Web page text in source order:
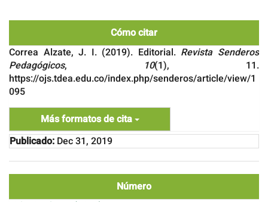
Cómo citar
Correa Alzate, J. I. (2019). Editorial. Revista Senderos
Pedagógicos, 10(1), 11.
https://ojs.tdea.edu.co/index.php/senderos/article/view/1
095
Más formatos de cita
Publicado: Dec 31, 2019
Número